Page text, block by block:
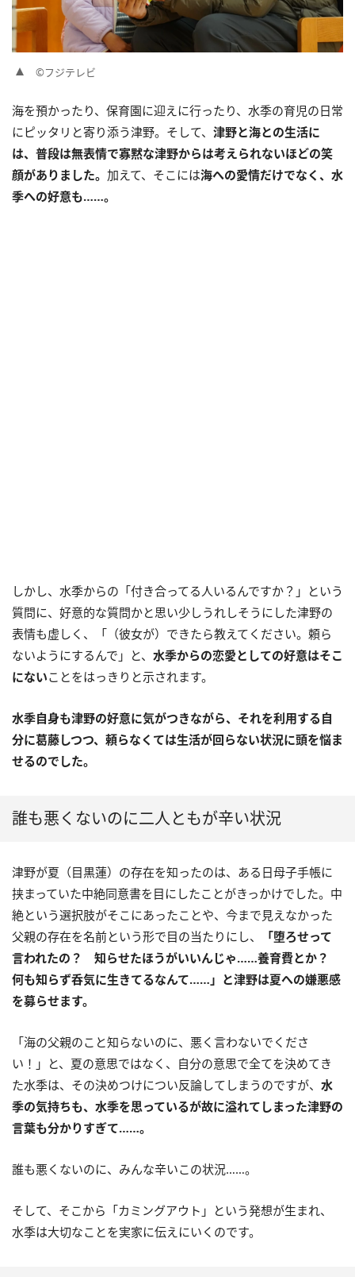
©フジテレビ
海を預かったり、保育園に迎えに行ったり、水季の育児の日常
にピッタリと寄り添う津野。そして、 津野と海との生活に
は、普段は無表情で寡黙な津野からは考えられないほどの笑
顔がありました。 加えて、そこには海への愛情だけでなく、水
季への好意も……。
しかし、水季からの「付き合ってる人いるんですか？」という
質問に、好意的な質問かと思い少しうれしそうにした津野の
表情も虚しく、「（彼女が）できたら教えてください。頼ら
ないようにするんで」と、 水季からの恋愛としての好意はそこ
にないことをはっきりと示されます。
水季自身も津野の好意に気がつきながら、それを利用する自
分に葛藤しつつ、頼らなくては生活が回らない状況に頭を悩ま
せるのでした。
誰も悪くないのに二人ともが辛い状況
津野が夏（目黒蓮）の存在を知ったのは、ある日母子手帳に
挟まっていた中絶同意書を目にしたことがきっかけでした。中
絶という選択肢がそこにあったことや、今まで見えなかった
父親の存在を名前という形で目の当たりにし、
「堕ろせって
言われたの？ 知らせたほうがいいんじゃ……養育費とか？
何も知らず呑気に生きてるなんて……」と津野は夏への嫌悪感
を募らせます。
「海の父親のこと知らないのに、悪く言わないでくださ
い！」と、夏の意思ではなく、自分の意思で全てを決めてき
た水季は、その決めつけについ反論してしまうのですが、 水
季の気持ちも、水季を思っているが故に溢れてしまった津野の
言葉も分かりすぎて……。
誰も悪くないのに、みんな辛いこの状況……。
そして、そこから「カミングアウト」という発想が生まれ、
水季は大切なことを実家に伝えにいくのです。